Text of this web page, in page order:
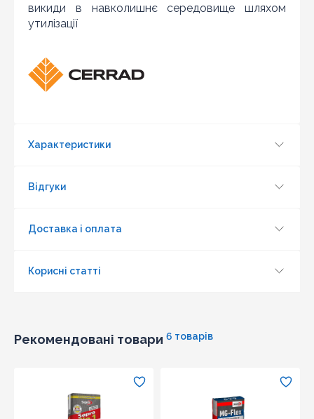
викиди в навколишнє середовище шляхом
утилізації
Характеристики
Відгуки
Доставка і оплата
Корисні статті
Рекомендовані товари 6 товарів
Шановні клієнти нашого магазину! Якщо ви блукаючи
по інтернету знайшли ціну потрібного Вам товару
дешевше ніж у нас ... дайте нам знати, і ми будемо
магазині актуальна і діюча)
Оновити капчу